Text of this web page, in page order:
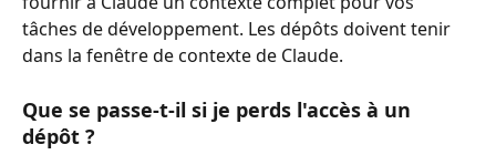
tâches de développement. Les dépôts doivent tenir
dans la fenêtre de contexte de Claude.
Que se passe-t-il si je perds l'accès à un
dépôt ?